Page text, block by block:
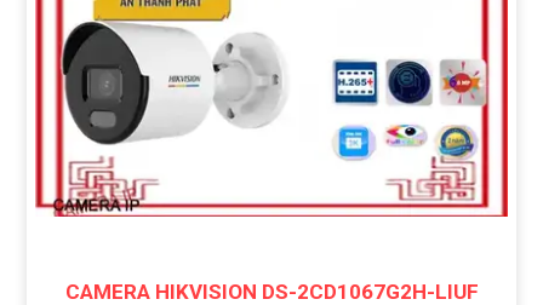
CAMERA HIKVISION DS-2CD1067G2H-LIUF